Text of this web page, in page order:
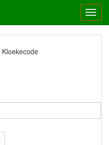
Kloekecode